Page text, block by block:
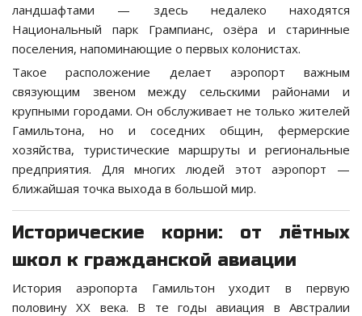
ландшафтами — здесь недалеко находятся
Национальный парк Грампианс, озёра и старинные
поселения, напоминающие о первых колонистах.
Такое расположение делает аэропорт важным
связующим звеном между сельскими районами и
крупными городами. Он обслуживает не только жителей
Гамильтона, но и соседних общин, фермерские
хозяйства, туристические маршруты и региональные
предприятия. Для многих людей этот аэропорт —
ближайшая точка выхода в большой мир.
Исторические корни: от лётных
школ к гражданской авиации
История аэропорта Гамильтон уходит в первую
половину XX века. В те годы авиация в Австралии